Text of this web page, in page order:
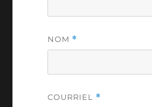
NOM *
COURRIEL *